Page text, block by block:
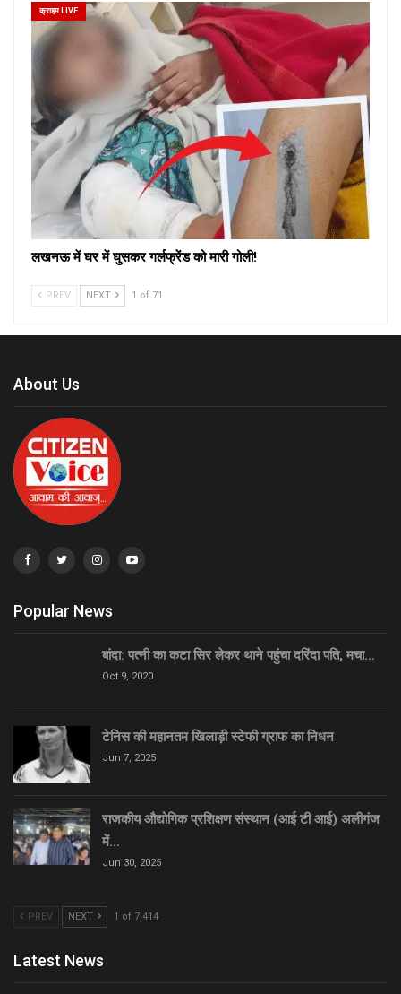
क्राइम LIVE
लखनऊ में घर में घुसकर गर्लफ्रेंड को मारी गोली!
PREV NEXT 1 of 71
About Us
Popular News
बांदा: पत्नी का कटा सिर लेकर थाने पहुंचा दरिंदा पति, मचा…
Oct 9, 2020
टेनिस की महानतम खिलाड़ी स्टेफी ग्राफ का निधन
Jun 7, 2025
राजकीय औद्योगिक प्रशिक्षण संस्थान (आई टी आई) अलीगंज
में…
Jun 30, 2025
PREV NEXT 1 of 7,414
Latest News